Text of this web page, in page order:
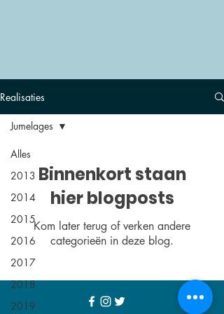
Realisaties
Alles
2013
2014
2015
2016
2017
2018
2019
Jumelages
Binnenkort staan
hier blogposts
Kom later terug of verken andere
categorieën in deze blog.